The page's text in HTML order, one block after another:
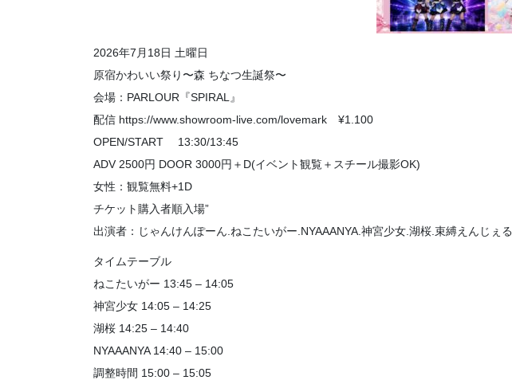
2026年7月18日 土曜日
原宿かわいい祭り〜森 ちなつ生誕祭〜
会場：PARLOUR『SPIRAL』
配信 https://www.showroom-live.com/lovemark ¥1.100
OPEN/START 13:30/13:45
ADV 2500円 DOOR 3000円＋D(イベント観覧＋スチール撮影OK)
女性：観覧無料+1D
チケット購入者順入場”
出演者：じゃんけんぽーん.ねこたいがー.NYAAANYA.神宮少女.湖桜.束縛えんじぇる
タイムテーブル
ねこたいがー 13:45 – 14:05
神宮少女 14:05 – 14:25
湖桜 14:25 – 14:40
NYAAANYA 14:40 – 15:00
調整時間 15:00 – 15:05